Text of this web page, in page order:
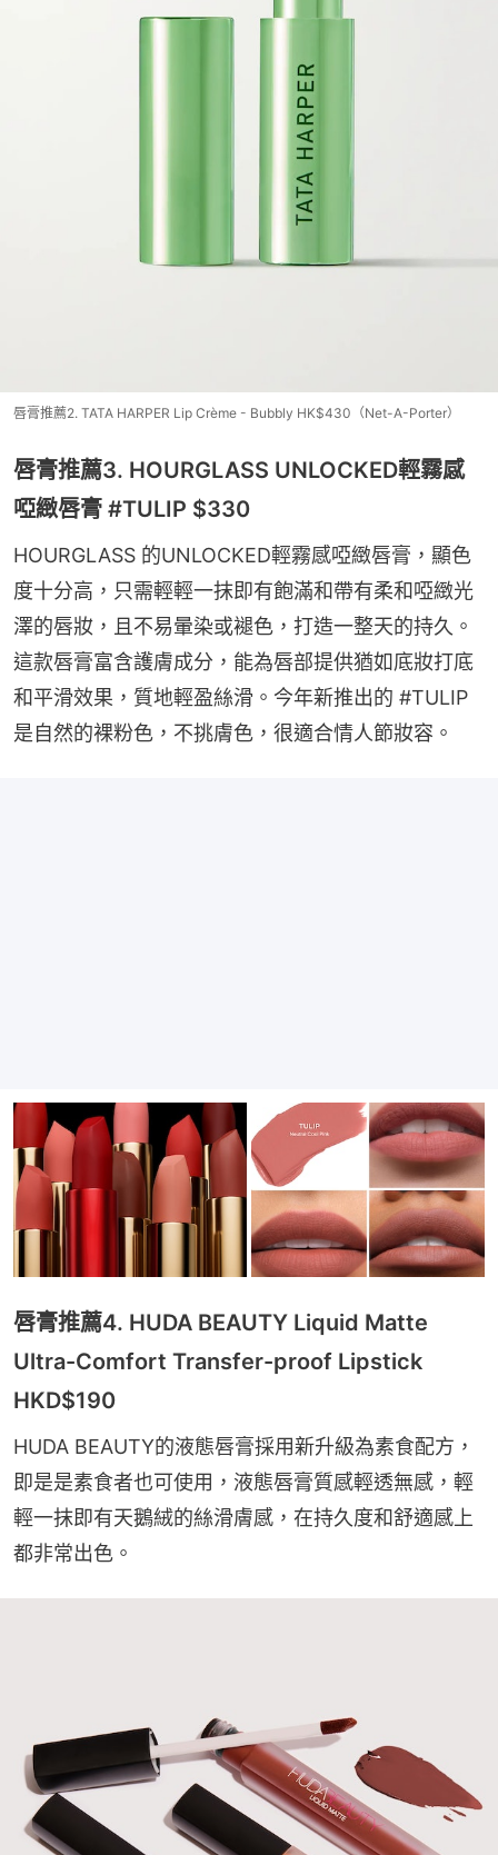
唇膏推薦2. TATA HARPER Lip Crème - Bubbly HK$430（Net-A-Porter）
唇膏推薦3. HOURGLASS UNLOCKED輕霧感
啞緻唇膏 #TULIP $330
HOURGLASS 的UNLOCKED輕霧感啞緻唇膏，顯色
度十分高，只需輕輕一抹即有飽滿和帶有柔和啞緻光
澤的唇妝，且不易暈染或褪色，打造一整天的持久。
這款唇膏富含護膚成分，能為唇部提供猶如底妝打底
和平滑效果，質地輕盈絲滑。今年新推出的 #TULIP
是自然的裸粉色，不挑膚色，很適合情人節妝容。
唇膏推薦4. HUDA BEAUTY Liquid Matte
Ultra-Comfort Transfer-proof Lipstick
HKD$190
HUDA BEAUTY的液態唇膏採用新升級為素食配方，
即是是素食者也可使用，液態唇膏質感輕透無感，輕
輕一抹即有天鵝絨的絲滑膚感，在持久度和舒適感上
都非常出色。